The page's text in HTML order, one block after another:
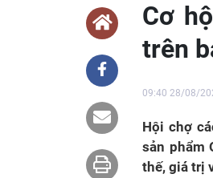
Cơ
trên
09:40 28/08/
Hội chợ
sản phẩm
thế, giá trị